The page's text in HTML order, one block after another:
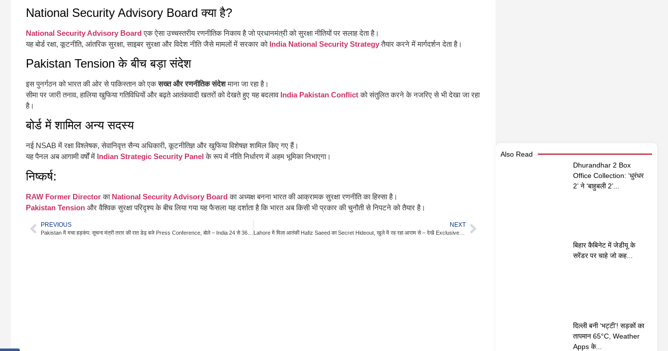
National Security Advisory Board क्या है?
National Security Advisory Boardएक ऐसा उच्चस्तरीय रणनीतिक निकाय है जो प्रधानमंत्री को सुरक्षा नीतियों पर सलाह देता है।
यह बोर्ड रक्षा, कूटनीति, आंतरिक सुरक्षा, साइबर सुरक्षा और विदेश नीति जैसे मामलों में सरकार को India National Security Strategyतैयार करने में मार्गदर्शन देता है।
Pakistan Tension के बीच बड़ा संदेश
इस पुनर्गठन को भारत की ओर से पाकिस्तान को एकसख्त और रणनीतिक संदेशमाना जा रहा है।
सीमा पर जारी तनाव, हालिया खुफिया गतिविधियों और बढ़ते आतंकवादी खतरों को देखते हुए यह बदलाव India Pakistan Conflictको संतुलित करने के नजरिए से भी देखा जा रहा
है।
बोर्ड में शामिल अन्य सदस्य
नई NSAB में रक्षा विश्लेषक, सेवानिवृत्त सैन्य अधिकारी, कूटनीतिज्ञ और खुफिया विशेषज्ञ शामिल किए गए हैं।
यह पैनल अब आगामी वर्षों में Indian Strategic Security Panel के रूप में नीति निर्धारण में अहम भूमिका निभाएगा।
निष्कर्ष:
RAW Former Directorका National Security Advisory Boardका अध्यक्ष बनना भारत की आक्रामक सुरक्षा रणनीति का हिस्सा है।
Pakistan Tension और वैश्विक सुरक्षा परिदृश्य के बीच लिया गया यह फैसला यह दर्शाता है कि भारत अब किसी भी प्रकार की चुनौती से निपटने को तैयार है।
PREVIOUS NEXT
Also Read
Dhurandhar 2 Box
Office Collection: ‘धुरंधर
2’ ने ‘बाहुबली 2’...
बिहार कैबिनेट में जेडीयू के
सरेंडर पर चाहे जो कह...
दिल्ली बनी ‘भट्टी’! सड़कों का
तापमान 65°C, Weather
Apps के...